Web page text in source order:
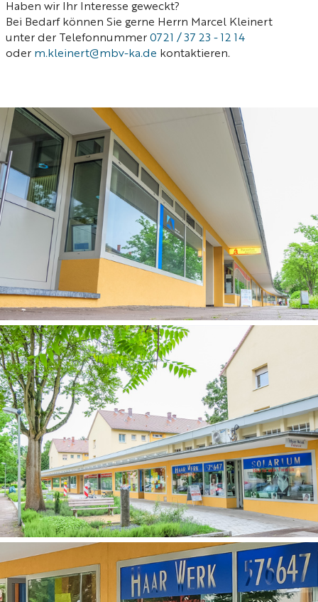
Haben wir Ihr Interesse geweckt?
Bei Bedarf können Sie gerne Herrn Marcel Kleinert
unter der Telefonnummer 0721 / 37 23 - 12 14
oder m.kleinert@mbv-ka.de kontaktieren.